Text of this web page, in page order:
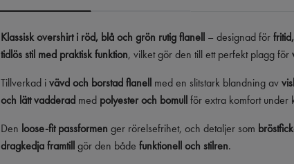
Klassisk overshirt i röd, blå och grön rutig flanell – designad för
tidlös stil med praktisk funktion, vilket gör den till ett perfekt plagg för
Tillverkad ivävd och borstad flanell med en slitstark blandning av
och lätt vadderad med polyester och bomullför extra komfort under
Den loose-fit passformen ger rörelsefrihet, och detaljer som
dragkedja framtillgör den både funktionell och stilren.